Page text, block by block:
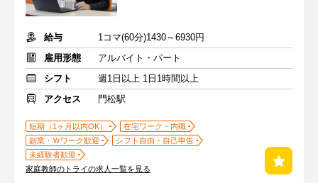
給与
1コマ(60分)1430～6930円
雇用形態
アルバイト・パート
シフト
週1日以上 1日1時間以上
アクセス
門松駅
短期（1ヶ月以内OK）
在宅ワーク・内職
副業・Ｗワーク歓迎
シフト自由・自己申告
未経験者歓迎
家庭教師のトライの求人一覧を見る